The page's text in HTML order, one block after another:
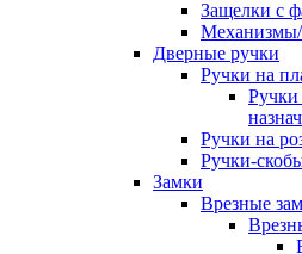
Защелки с
Механизмы/
Дверные ручки
Ручки на
Ручки
Ручки на
Ручки-
Замки
Врезные